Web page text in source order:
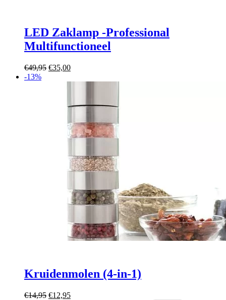
LED Zaklamp -Professional
Multifunctioneel
€49,95 Oorspronkelijke
€35,00Huidige
-13%
Kruidenmolen (4-in-1)
€14,95 Oorspronkelijke
€12,95Huidige